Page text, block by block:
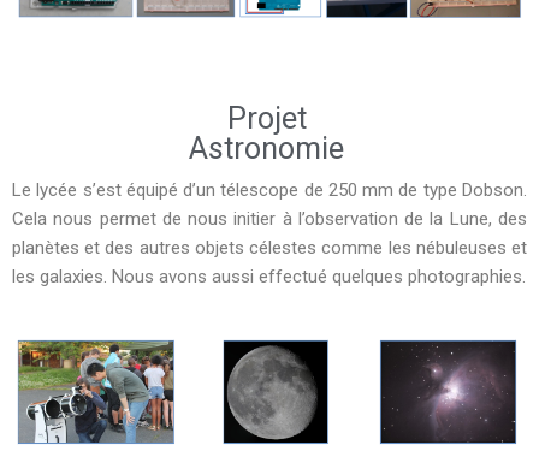
Projet
Astronomie
Le lycée s’est équipé d’un télescope de 250 mm de type Dobson.
Cela nous permet de nous initier à l’observation de la Lune, des
planètes et des autres objets célestes comme les nébuleuses et
les galaxies. Nous avons aussi effectué quelques photographies.